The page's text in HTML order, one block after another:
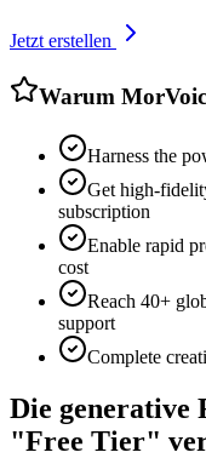
Jetzt erstellen
Warum
Harness the
Get high-
subscription
Enable rapid
cost
Reach 40+
support
Complete
Die generative
"Free Tier"